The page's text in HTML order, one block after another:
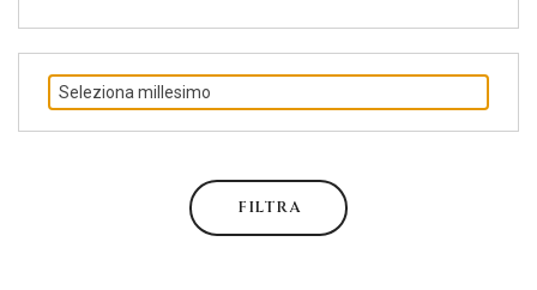
Seleziona millesimo
FILTRA